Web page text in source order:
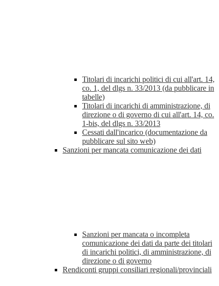
Titolari di incarichi politici di cui all'art. 14,
co. 1, del dlgs n. 33/2013 (da pubblicare in
tabelle)
Titolari di incarichi di amministrazione, di
direzione o di governo di cui all'art. 14, co.
1-bis, del dlgs n. 33/2013
Cessati dall'incarico (documentazione da
pubblicare sul sito web)
Sanzioni per mancata comunicazione dei dati
Sanzioni per mancata o incompleta
comunicazione dei dati da parte dei titolari
di incarichi politici, di amministrazione, di
direzione o di governo
Rendiconti gruppi consiliari regionali/provinciali